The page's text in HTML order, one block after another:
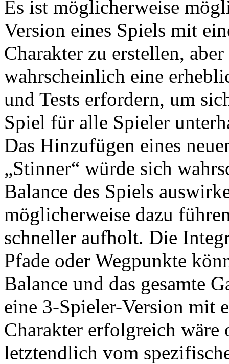
Es ist möglicherweise
Version eines Spiels mit
Charakter zu erstellen,
wahrscheinlich eine
und Tests erfordern, um
Spiel für alle Spieler
Das Hinzufügen eines
„Stinner“ würde sich
Balance des Spiels
möglicherweise dazu
schneller aufholt. Die
Pfade oder Wegpunkte
Balance und das gesamte
eine 3-Spieler-Version mit
Charakter erfolgreich wäre
letztendlich vom